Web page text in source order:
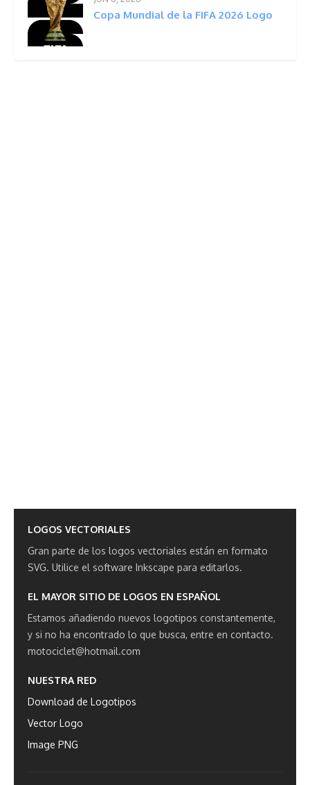
Copa Mundial de la FIFA 2026 Logo
LOGOS VECTORIALES
Gran parte de los logos vectoriales están en formato
SVG. Utilice el software Inkscape para editarlos.
EL MAYOR SITIO DE LOGOS EN ESPAÑOL
Estamos añadiendo nuevos logotipos constantemente,
y si no ha encontrado lo que busca, entre en contacto.
motociclet@hotmail.com
NUESTRA RED
Download de Logotipos
Vector Logo
Image PNG